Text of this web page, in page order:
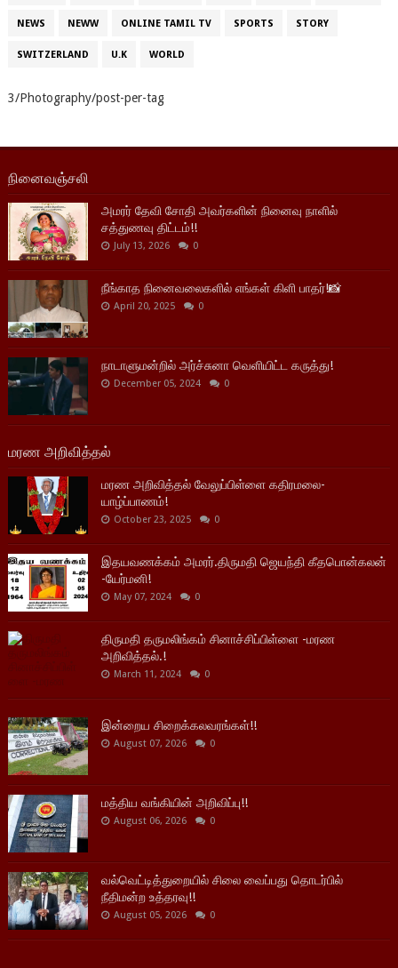
NEWS NEWW ONLINE TAMIL TV SPORTS STORY
SWITZERLAND U.K WORLD
3/Photography/post-per-tag
நினைவஞ்சலி
அமரர் தேவி சோதி அவர்களின் நினைவு நாளில்
சத்துணவு திட்டம்!!
July 13, 2026 0
நீங்காத நினைவலைகளில் எங்கள் கிளி பாதர்!📸
April 20, 2025 0
நாடாளுமன்றில் அர்ச்சுனா வெளியிட்ட கருத்து!
December 05, 2024 0
மரண அறிவித்தல்
மரண அறிவித்தல் வேலுப்பிள்ளை கதிரமலை-
யாழ்ப்பாணம்!
October 23, 2025 0
இதயவணக்கம் அமரர்.திருமதி ஜெயந்தி கீதபொன்கலன்
-யேர்மனி!
May 07, 2024 0
திருமதி தருமலிங்கம் சினாச்சிப்பிள்ளை -மரண
அறிவித்தல்.!
March 11, 2024 0
இன்றைய சிறைக்கலவரங்கள்!!
August 07, 2026 0
மத்திய வங்கியின் அறிவிப்பு!!
August 06, 2026 0
வல்வெட்டித்துறையில் சிலை வைப்பது தொடர்பில்
நீதிமன்ற உத்தரவு!!
August 05, 2026 0